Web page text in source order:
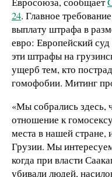
24. Главное
выплату штрафа в
евро: Европейский
эти штрафы на
ущерб тем, кто
гомофобии. Митинг
«Мы собрались здесь,
отношение к
места в нашей стране,
Грузии. Мы
когда при власти
убивали людей,